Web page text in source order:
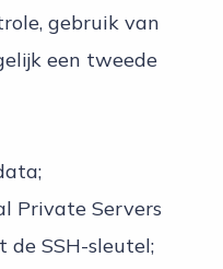
gebruik van
een tweede
Private Servers
de SSH-sleutel;